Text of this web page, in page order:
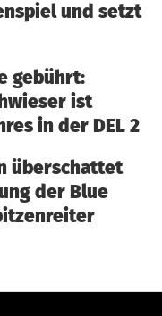
und setzt
gebührt:
ist
in der DEL 2
überschattet
der Blue